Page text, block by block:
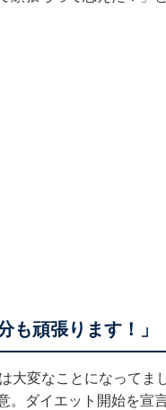
も頑張ります！」
大変なことになってま
。ダイエット開始を宣